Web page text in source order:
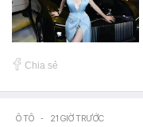
Chia sẻ
Ô TÔ - 21 GIỜ TRƯỚC